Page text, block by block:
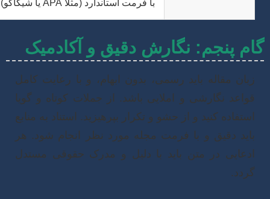
با فرمت استاندارد (مثلاً APA یا شیکاگو).
پنجم: نگارش دقیق و آکادمیک
مقاله باید رسمی، بدون ابهام، و با رعایت کامل
نگارشی و املایی باشد. از جملات کوتاه و گویا
کنید و از حشو و تکرار بپرهیزید. استناد به منابع
دقیق و با فرمت مجله مورد نظر انجام شود. هر
در متن باید با دلیل و مدرک حقوقی مستدل